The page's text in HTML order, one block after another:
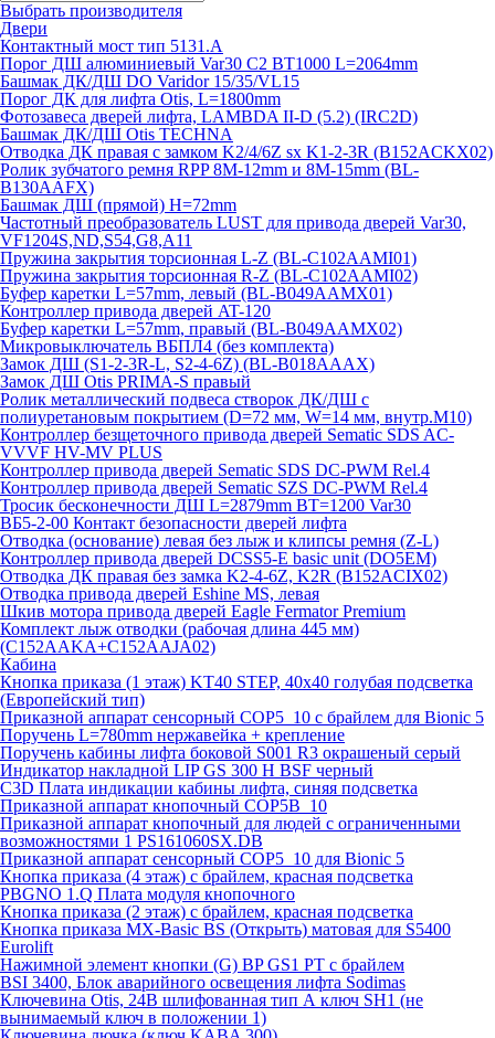
Выбрать производителя
Двери
Контактный мост тип 5131.A
Порог ДШ алюминиевый Var30 C2 BT1000 L=2064mm
Башмак ДК/ДШ DO Varidor 15/35/VL15
Порог ДК для лифта Otis, L=1800mm
Фотозавеса дверей лифта, LAMBDA II-D (5.2) (IRC2D)
Башмак ДК/ДШ Otis TECHNA
Отводка ДК правая с замком K2/4/6Z sx K1-2-3R (B152ACKX02)
Ролик зубчатого ремня RPP 8M-12mm и 8M-15mm (BL-
B130AAFX)
Башмак ДШ (прямой) H=72mm
Частотный преобразователь LUST для привода дверей Var30,
VF1204S,ND,S54,G8,A11
Пружина закрытия торсионная L-Z (BL-C102AAMI01)
Пружина закрытия торсионная R-Z (BL-C102AAMI02)
Буфер каретки L=57mm, левый (BL-B049AAMX01)
Контроллер привода дверей AT-120
Буфер каретки L=57mm, правый (BL-B049AAMX02)
Микровыключатель ВБПЛ4 (без комплекта)
Замок ДШ (S1-2-3R-L, S2-4-6Z) (BL-B018AAAX)
Замок ДШ Otis PRIMA-S правый
Ролик металлический подвеса створок ДК/ДШ с
полиуретановым покрытием (D=72 мм, W=14 мм, внутр.М10)
Контроллер безщеточного привода дверей Sematiс SDS AC-
VVVF HV-MV PLUS
Контроллер привода дверей Sematic SDS DC-PWM Rel.4
Контроллер привода дверей Sematic SZS DC-PWM Rel.4
Тросик бесконечности ДШ L=2879mm BT=1200 Var30
ВБ5-2-00 Контакт безопасности дверей лифта
Отводка (основание) левая без лыж и клипсы ремня (Z-L)
Контроллер привода дверей DCSS5-E basic unit (DO5EM)
Отводка ДК правая без замка K2-4-6Z, K2R (B152ACIX02)
Отводка привода дверей Eshine MS, левая
Шкив мотора привода дверей Eagle Fermator Premium
Комплект лыж отводки (рабочая длина 445 мм)
(C152AAKA+C152AAJA02)
Кабина
Кнопка приказа (1 этаж) KT40 STEP, 40х40 голубая подсветка
(Европейский тип)
Приказной аппарат сенсорный COP5_10 с брайлем для Bionic 5
Поручень L=780mm нержавейка + крепление
Поручень кабины лифта боковой S001 R3 окрашеный серый
Индикатор накладной LIP GS 300 H BSF черный
C3D Плата индикации кабины лифта, синяя подсветка
Приказной аппарат кнопочный COP5B_10
Приказной аппарат кнопочный для людей с ограниченными
возможностями 1 PS161060SX.DB
Приказной аппарат сенсорный COP5_10 для Bionic 5
Кнопка приказа (4 этаж) с брайлем, красная подсветка
PBGNO 1.Q Плата модуля кнопочного
Кнопка приказа (2 этаж) с брайлем, красная подсветка
Кнопка приказа MX-Basic BS (Открыть) матовая для S5400
Eurolift
Нажимной элемент кнопки (G) BP GS1 PT с брайлем
BSI 3400, Блок аварийного освещения лифта Sodimas
Ключевина Otis, 24В шлифованная тип А ключ SH1 (не
вынимаемый ключ в положении 1)